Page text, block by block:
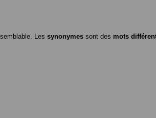
Les synonymes sont des mots